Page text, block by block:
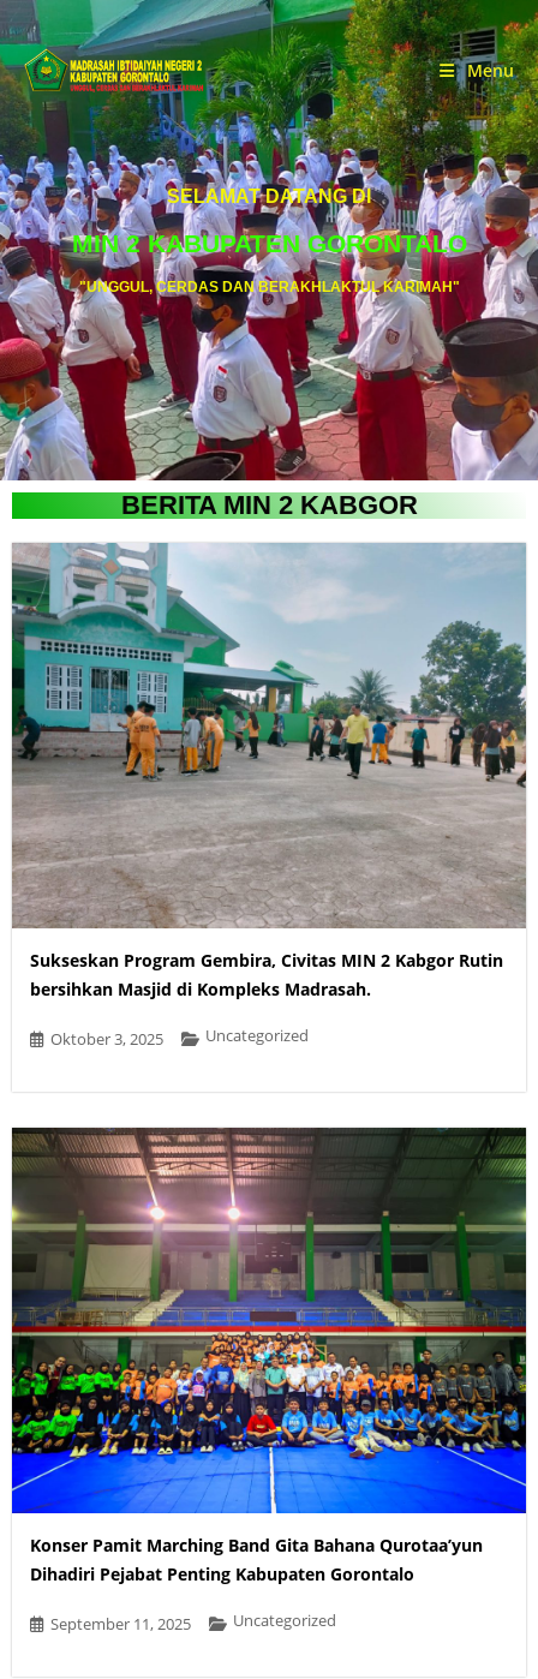
Menu
SELAMAT DATANG DI
MIN 2 KABUPATEN GORONTALO
"UNGGUL, CERDAS DAN BERAKHLAKTUL KARIMAH"
BERITA MIN 2 KABGOR
Sukseskan Program Gembira, Civitas MIN 2 Kabgor Rutin
bersihkan Masjid di Kompleks Madrasah.
Oktober 3, 2025 Uncategorized
Konser Pamit Marching Band Gita Bahana Qurotaa’yun
Dihadiri Pejabat Penting Kabupaten Gorontalo
September 11, 2025 Uncategorized